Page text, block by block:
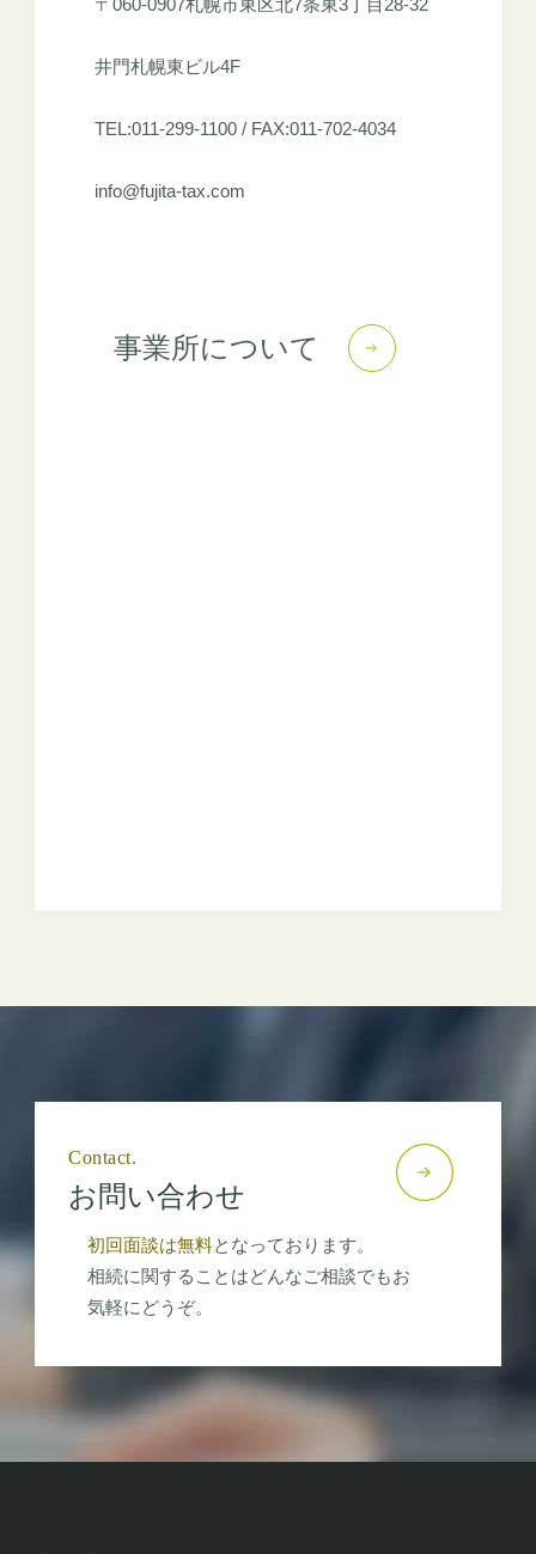
〒060-0907札幌市東区北7条東3丁目28-32
井門札幌東ビル4F
TEL:011-299-1100 / FAX:011-702-4034
info@fujita-tax.com
事業所について
お問い合わせ
Contact.
初回面談は無料となっております。
相続に関することはどんなご相談でもお
気軽にどうぞ。